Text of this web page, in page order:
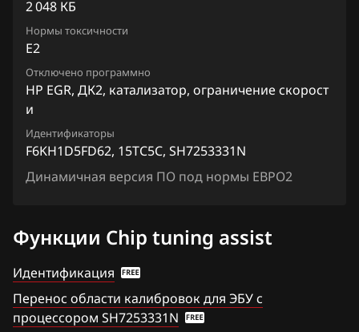
Chrysler
Citroen
Dacia
Daewoo
DAF
Extreme moto
Siemens EMS 3155
Siemens EMS 3160
Siemens SID 301
Siemens SID 310
X-Trail (Rogue) 2.0
X-Trail (Rogue) 2.5
F6KH1D5FD62_15TK4E_SH7253331N
2 048 КБ
Нормы токсичности
E2
Отключено программно
HP EGR, ДК2, катализатор, ограничение скорост
и
Идентификаторы
F6KH1D5FD62, 15TC5C, SH7253331N
Динамичная версия ПО под нормы ЕВРО2
Функции Chip tuning assist
Идентификация
Перенос области калибровок для ЭБУ с
процессором SH7253331N